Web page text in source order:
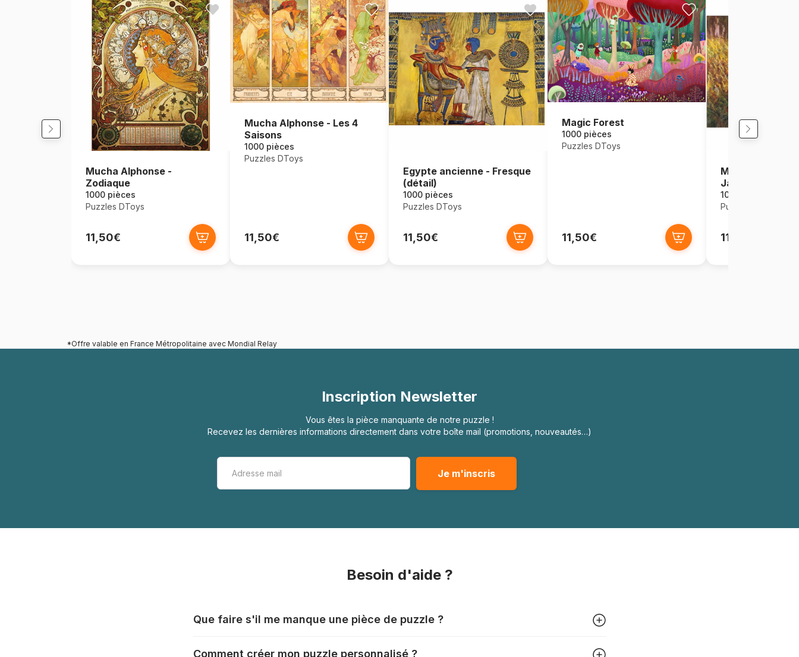
Mucha Alphonse -
Zodiaque
1000 pièces
Puzzles DToys
11,50€
Mucha Alphonse - Les 4
Saisons
1000 pièces
Puzzles DToys
11,50€
Egypte ancienne - Fresque
(détail)
1000 pièces
Puzzles DToys
11,50€
Magic Forest
1000 pièces
Puzzles DToys
11,50€
Monet Claude -
Japonais
1000 pièces
Puzzles DToys
11,50€
*Offre valable en France Métropolitaine avec Mondial Relay
Inscription Newsletter
Vous êtes la pièce manquante de notre puzzle !
Recevez les dernières informations directement dans votre boîte mail (promotions, nouveautés…)
Besoin d'aide ?
Que faire s'il me manque une pièce de puzzle ?
Comment créer mon puzzle personnalisé ?